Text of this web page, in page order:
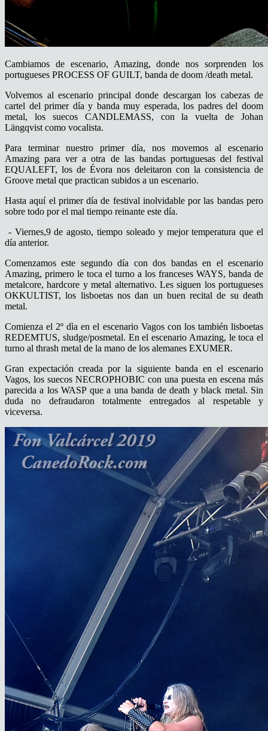
Cambiamos de escenario, Amazing, donde nos sorprenden los
portugueses PROCESS OF GUILT, banda de doom /death metal.
Volvemos al escenario principal donde descargan los cabezas de
cartel del primer día y banda muy esperada, los padres del doom
metal, los suecos CANDLEMASS, con la vuelta de Johan
Längqvist como vocalista.
Para terminar nuestro primer día, nos movemos al escenario
Amazing para ver a otra de las bandas portuguesas del festival
EQUALEFT, los de Évora nos deleitaron con la consistencia de
Groove metal que practican subidos a un escenario.
Hasta aquí el primer día de festival inolvidable por las bandas pero
sobre todo por el mal tiempo reinante este día.
- Viernes,9 de agosto, tiempo soleado y mejor temperatura que el
día anterior.
Comenzamos este segundo día con dos bandas en el escenario
Amazing, primero le toca el turno a los franceses WAYS, banda de
metalcore, hardcore y metal alternativo. Les siguen los portugueses
OKKULTIST, los lisboetas nos dan un buen recital de su death
metal.
Comienza el 2º dìa en el escenario Vagos con los también lisboetas
REDEMTUS, sludge/posmetal. En el escenario Amazing, le toca el
turno al thrash metal de la mano de los alemanes EXUMER.
Gran expectación creada por la siguiente banda en el escenario
Vagos, los suecos NECROPHOBIC con una puesta en escena más
parecida a los WASP que a una banda de death y black metal. Sin
duda no defraudaron totalmente entregados al respetable y
viceversa.